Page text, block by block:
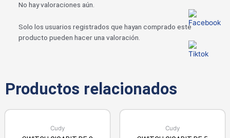
No hay valoraciones aún.
Solo los usuarios registrados que hayan comprado este
producto pueden hacer una valoración.
Productos relacionados
Cudy Cudy